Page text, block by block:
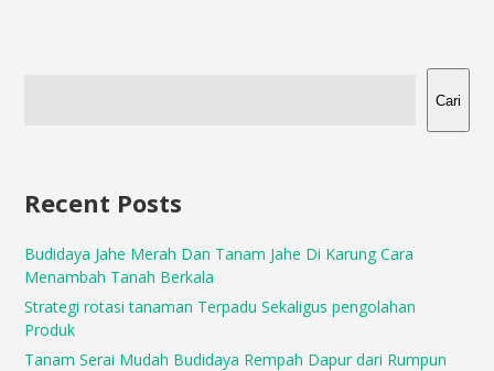
Cari
Recent Posts
Budidaya Jahe Merah Dan Tanam Jahe Di Karung Cara
Menambah Tanah Berkala
Strategi rotasi tanaman Terpadu Sekaligus pengolahan
Produk
Tanam Serai Mudah Budidaya Rempah Dapur dari Rumpun